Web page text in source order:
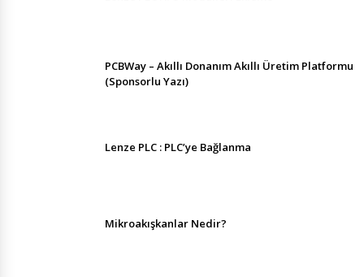
PCBWay – Akıllı Donanım Akıllı Üretim Platformu
(Sponsorlu Yazı)
Lenze PLC : PLC’ye Bağlanma
Mikroakışkanlar Nedir?